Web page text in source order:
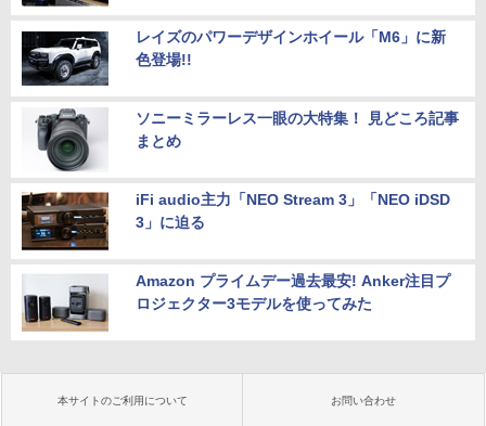
レイズのパワーデザインホイール「M6」に新
色登場!!
ソニーミラーレス一眼の大特集！ 見どころ記事
まとめ
iFi audio主力「NEO Stream 3」「NEO iDSD
3」に迫る
Amazon プライムデー過去最安! Anker注目プ
ロジェクター3モデルを使ってみた
本サイトのご利用について お問い合わせ